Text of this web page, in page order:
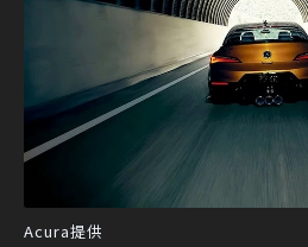
Acura提供